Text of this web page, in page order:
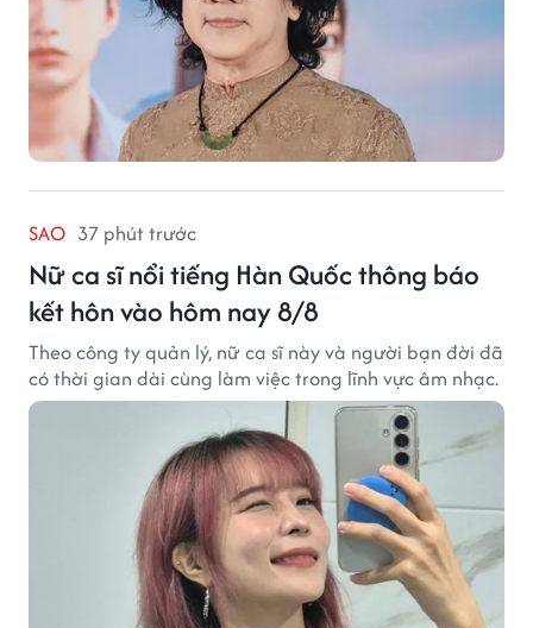
SAO 37 phút trước
Nữ ca sĩ nổi tiếng Hàn Quốc thông báo
kết hôn vào hôm nay 8/8
Theo công ty quản lý, nữ ca sĩ này và người bạn đời đã
có thời gian dài cùng làm việc trong lĩnh vực âm nhạc.